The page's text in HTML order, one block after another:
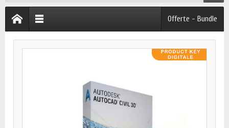
Offerte - Bundle